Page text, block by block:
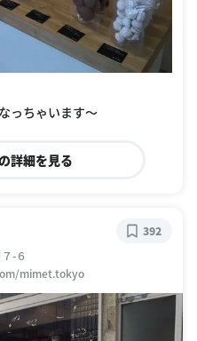
っちゃいます〜
詳細を見る
-６
mimet.tokyo
392